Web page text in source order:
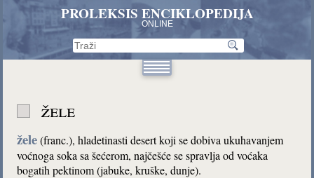
PROLEKSIS ENCIKLOPEDIJA
ONLINE
žele
žele(franc.), hladetinasti desert koji se dobiva ukuhavanjem
voćnoga soka sa šećerom, najčešće se spravlja od voćaka
bogatih pektinom (jabuke, kruške, dunje).